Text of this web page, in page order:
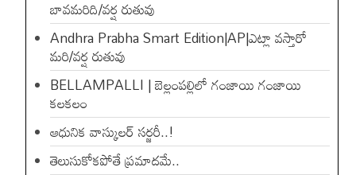
బావమరిది/వర్ష రుతువు
Andhra Prabha Smart Edition|AP|ఎట్లా వస్తారో
మరి/వర్ష రుతువు
BELLAMPALLI | బెల్లంపల్లిలో గంజాయి గంజాయి
కలకలం
ఆధునిక వాస్కులర్ సర్జరీ..!
తెలుసుకోకపోతే ప్రమాదమే..